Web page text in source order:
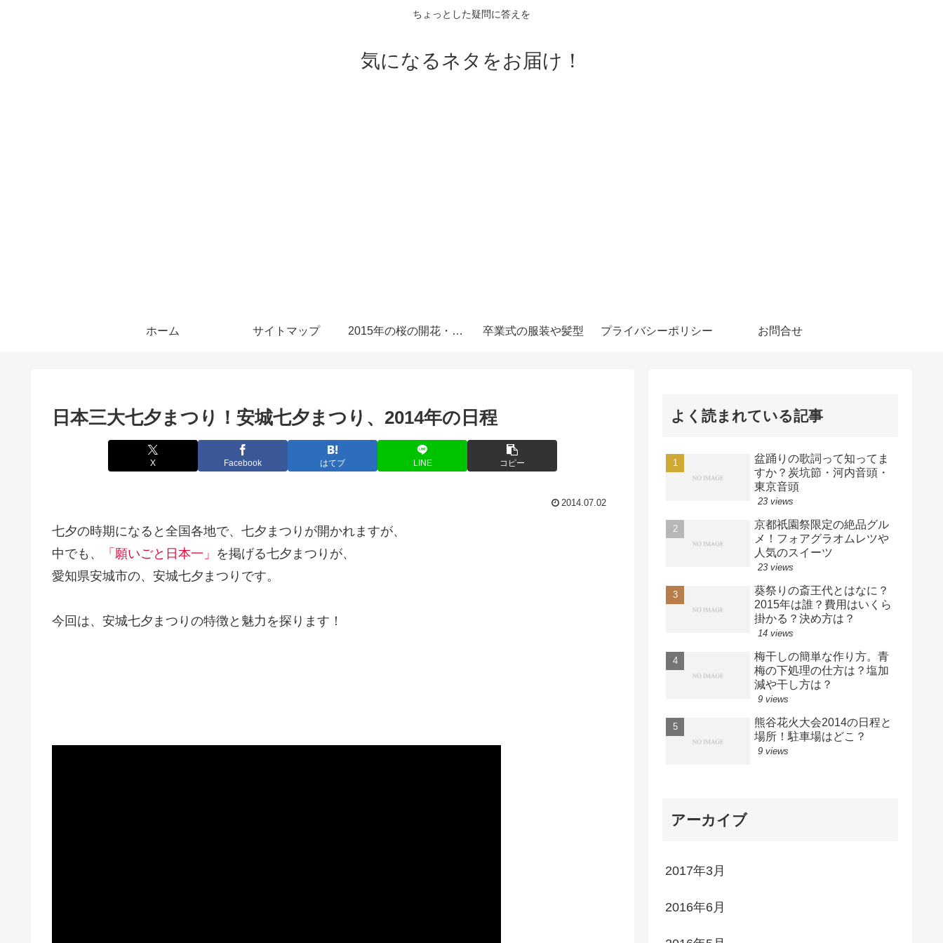
ちょっとした疑問に答えを
気になるネタをお届け！
ホーム サイトマップ 2015年の桜の開花・お花見情報 卒業式の服装や髪型 プライバシーポリシー お問合せ
日本三大七夕まつり！安城七夕まつり、2014年の日程
X Facebook はてブ LINE コピー
2014.07.02
七夕の時期になると全国各地で、七夕まつりが開かれますが、
中でも、
「願いごと日本一」 を掲げる七夕まつりが、
愛知県安城市の、安城七夕まつりです。
今回は、安城七夕まつりの特徴と魅力を探ります！
よく読まれている記事
盆踊りの歌詞って知ってま
すか？炭坑節・河内音頭・
東京音頭
23 views
京都祇園祭限定の絶品グル
メ！フォアグラオムレツや
人気のスイーツ
23 views
葵祭りの斎王代とはなに？
2015年は誰？費用はいくら
掛かる？決め方は？
14 views
梅干しの簡単な作り方。青
梅の下処理の仕方は？塩加
減や干し方は？
9 views
熊谷花火大会2014の日程と
場所！駐車場はどこ？
9 views
アーカイブ
2017年3月
2016年6月